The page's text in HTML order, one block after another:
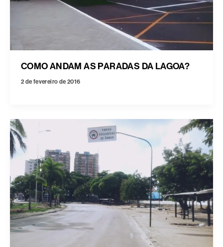
COMO ANDAM AS PARADAS DA LAGOA?
2 de fevereiro de 2016